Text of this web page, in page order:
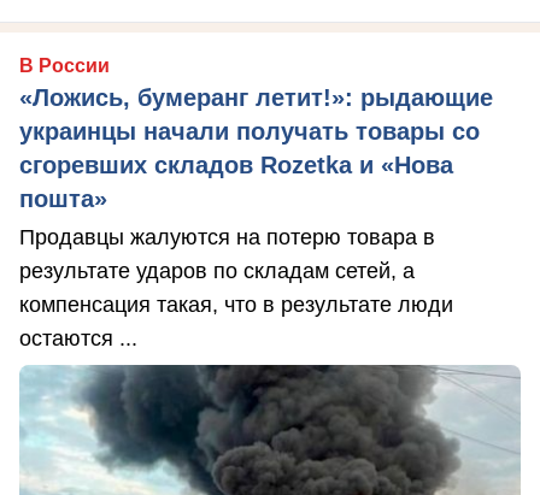
В России
«Ложись, бумеранг летит!»: рыдающие
украинцы начали получать товары со
сгоревших складов Rozetka и «Нова
пошта»
Продавцы жалуются на потерю товара в
результате ударов по складам сетей, а
компенсация такая, что в результате люди
остаются ...